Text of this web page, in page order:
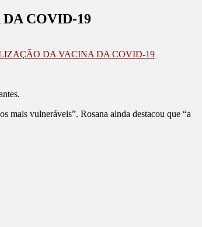
COVID-19
DA VACINA DA COVID-19
mais vulneráveis”. Rosana ainda destacou que “a